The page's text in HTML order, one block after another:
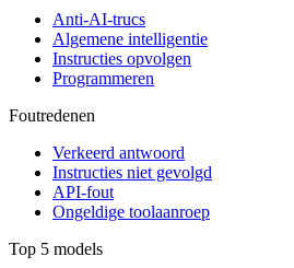
Anti-AI-trucs
Algemene intelligentie
Instructies opvolgen
Programmeren
Foutredenen
Verkeerd antwoord
Instructies niet gevolgd
API-fout
Ongeldige toolaanroep
Top 5 models